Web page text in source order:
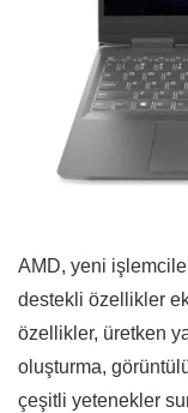
AMD, yeni
destekli özellikler
özellikler, üretken
oluşturma,
çeşitli yetenekler